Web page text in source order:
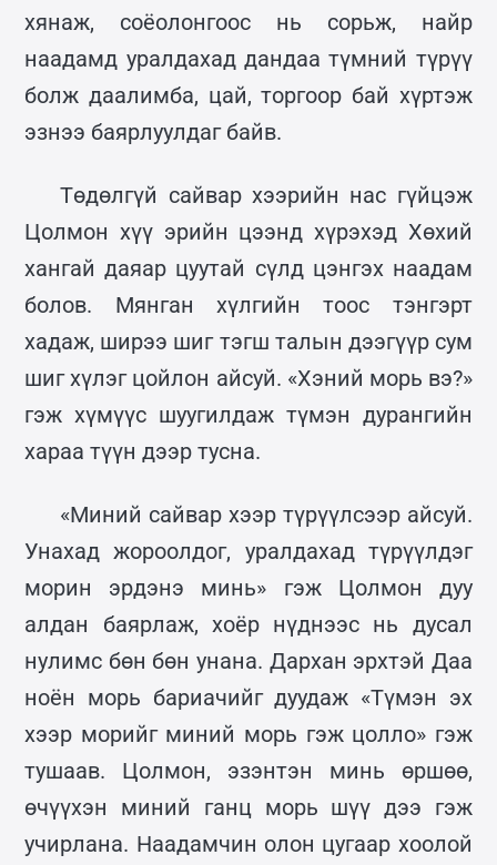
хянаж, соёолонгоос нь сорьж, найр
наадамд уралдахад дандаа түмний түрүү
болж даалимба, цай, торгоор бай хүртэж
эзнээ баярлуулдаг байв.
Төдөлгүй сайвар хээрийн нас гүйцэж
Цолмон хүү эрийн цээнд хүрэхэд Хөхий
хангай даяар цуутай сүлд цэнгэх наадам
болов. Мянган хүлгийн тоос тэнгэрт
хадаж, ширээ шиг тэгш талын дээгүүр сум
шиг хүлэг цойлон айсуй. «Хэний морь вэ?»
гэж хүмүүс шуугилдаж түмэн дурангийн
хараа түүн дээр тусна.
«Миний сайвар хээр түрүүлсээр айсуй.
Унахад жороолдог, уралдахад түрүүлдэг
морин эрдэнэ минь» гэж Цолмон дуу
алдан баярлаж, хоёр нүднээс нь дусал
нулимс бөн бөн унана. Дархан эрхтэй Даа
ноён морь бариачийг дуудаж «Түмэн эх
хээр морийг миний морь гэж цолло» гэж
тушаав. Цолмон, эзэнтэн минь өршөө,
өчүүхэн миний ганц морь шүү дээ гэж
учирлана. Наадамчин олон цугаар хоолой